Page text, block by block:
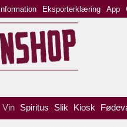
Vin Spiritus Slik Kiosk
Information Eksporterklæring App